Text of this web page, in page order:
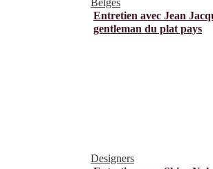
Entretien avec Jean
gentleman du plat pays
Designers